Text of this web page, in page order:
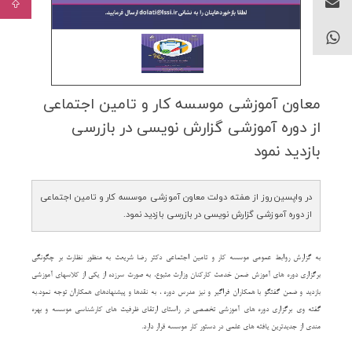
معاون آموزشی موسسه كار و تامین اجتماعی
از دوره آموزشی گزارش نویسی در بازرسی
بازدید نمود
در واپسین روز از هفته دولت معاون آموزشی موسسه کار و تامین اجتماعی
از دوره آموزشی گزارش نویسی در بازرسی بازدید نمود.
به گزارش روابط عمومی موسسه کار و تامین اجتماعی دکتر رضا شریعت به منظور نظارت بر چگونگی
برگزاری دوره های آموزش ضمن خدمت کارکنان وزارت متبوع، به صورت سرزده از یکی از کلاسهای آموزشی
بازدید و ضمن گفتگو با همکاران فراگیر و نیز مدرس دوره ، به نقدها و پیشنهادهای همکاران توجه نمود.به
گفته وی برگزاری دوره های آموزشی تخصصی در راستای ارتقای ظرفیت های کارشناسی موسسه و بهره
مندی از جدیدترین یافته های علمی در دستور کار موسسه قرار دارد.